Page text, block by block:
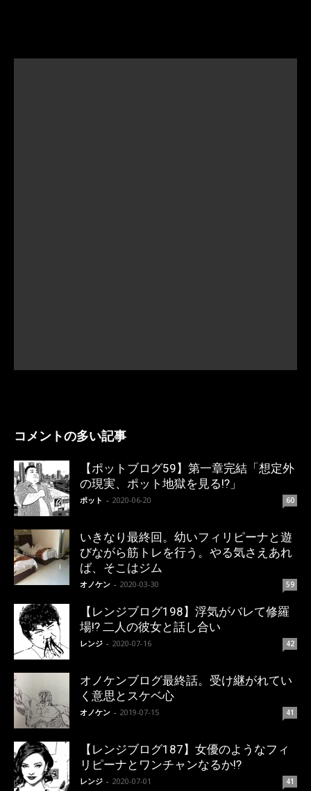
コメントの多い記事
【ポットブログ59】第一章完結「想定外
の現実、ポット地獄を見る!?」
ポット - 2020-06-20 60
いきなり最終回。幼いフィリピーナと遊
びながら筋トレを行う。やる気さえあれ
ば、そこはジム
オノケン - 2020-03-30 59
【レンジブログ198】浮気がバレて修羅
場!? 二人の彼女と話し合い
レンジ - 2020-07-16 42
オノケンブログ最終話。受け継がれてい
く意思とスケベ心
オノケン - 2019-07-15 41
【レンジブログ187】女優のようなフィ
リピーナとワンチャンなるか!?
レンジ - 2020-07-01 41